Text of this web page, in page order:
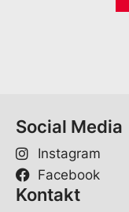
Social Media
Instagram
Facebook
Kontakt